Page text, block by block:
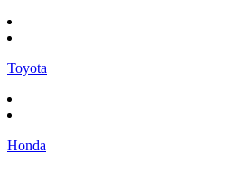
Toyota
Honda